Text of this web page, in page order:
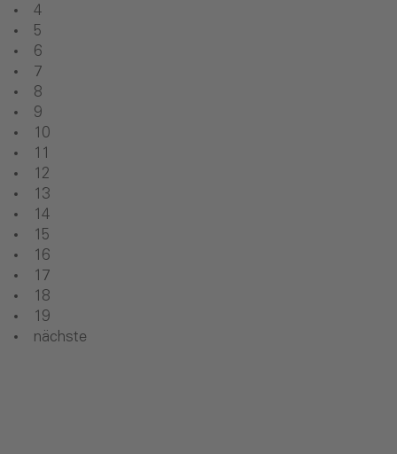
4
5
6
7
8
9
10
11
12
13
14
15
16
17
18
19
nächste